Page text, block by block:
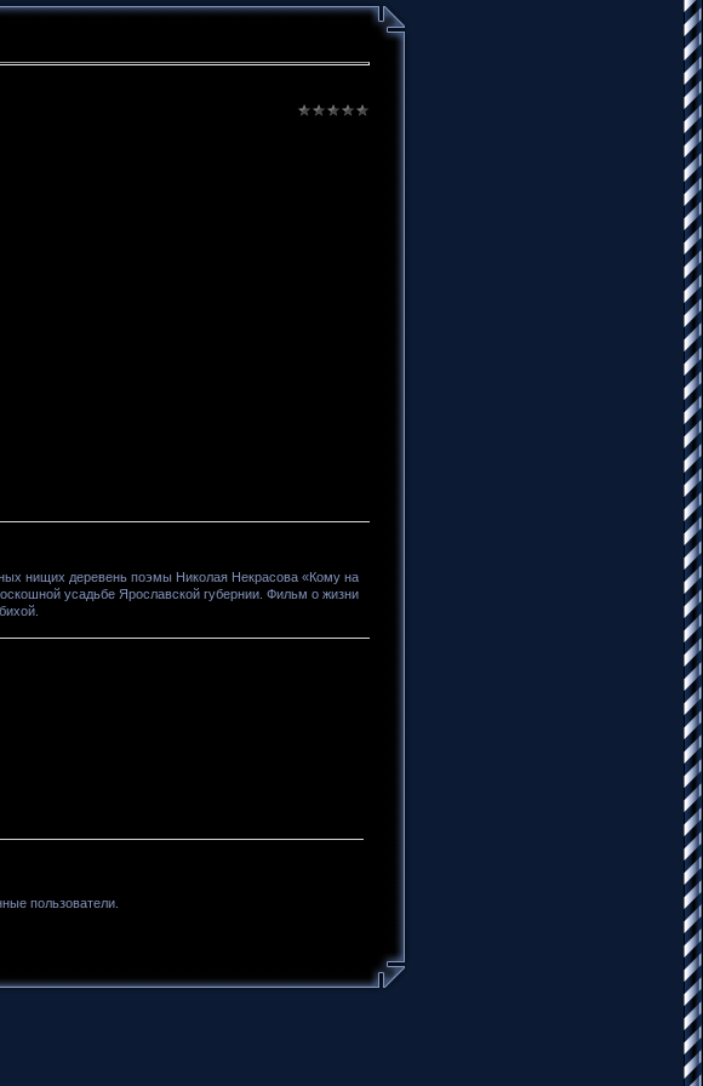
нищих деревень поэмы Николая Некрасова «Кому на
усадьбе Ярославской губернии. Фильм о жизни
пользователи.